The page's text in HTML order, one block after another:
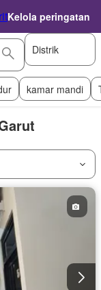
Kelola peringatan
Distrik
kamar mandi